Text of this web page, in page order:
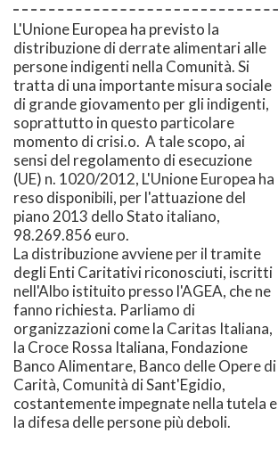
L'Unione Europea ha previsto la
distribuzione di derrate alimentari alle
persone indigenti nella Comunità. Si
tratta di una importante misura sociale
di grande giovamento per gli indigenti,
soprattutto in questo particolare
momento di crisi.o. A tale scopo, ai
sensi del regolamento di esecuzione
(UE) n. 1020/2012, L'Unione Europea ha
reso disponibili, per l'attuazione del
piano 2013 dello Stato italiano,
98.269.856 euro.
La distribuzione avviene per il tramite
degli Enti Caritativi riconosciuti, iscritti
nell'Albo istituito presso l'AGEA, che ne
fanno richiesta. Parliamo di
organizzazioni come la Caritas Italiana,
la Croce Rossa Italiana, Fondazione
Banco Alimentare, Banco delle Opere di
Carità, Comunità di Sant'Egidio,
costantemente impegnate nella tutela e
la difesa delle persone più deboli.